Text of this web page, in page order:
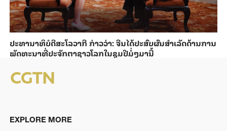
ປະ​ທາ​ນາ​ທິ​ບໍ​ດີ​ສະ​ໂລ​ວາ​ກີ ກ່າວ​ວ່າ: ຈີນ​ໄດ້​ປະ​ສົບ​ຜົ​ນ​ສຳ​ເລັດ​ດ້ານ​ການ​
ພັດ​ທະ​ນາ​ທີ່​ປະ​ຈັກ​ຕາ​ຊາວ​ໂລກ​ໃນ​ຊຸມ​ປີ​ມໍ່ໆ​ມາ​ນີ້
EXPLORE MORE